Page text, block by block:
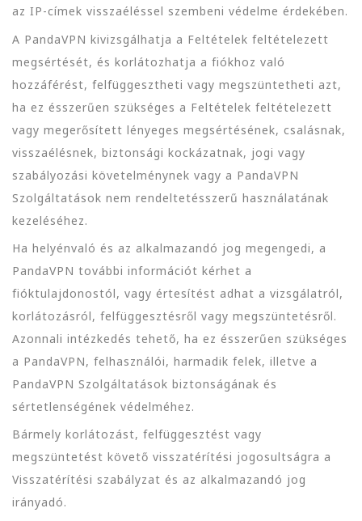
az IP-címek visszaéléssel szembeni védelme érdekében.
A PandaVPN kivizsgálhatja a Feltételek feltételezett
megsértését, és korlátozhatja a fiókhoz való
hozzáférést, felfüggesztheti vagy megszüntetheti azt,
ha ez ésszerűen szükséges a Feltételek feltételezett
vagy megerősített lényeges megsértésének, csalásnak,
visszaélésnek, biztonsági kockázatnak, jogi vagy
szabályozási követelménynek vagy a PandaVPN
Szolgáltatások nem rendeltetésszerű használatának
kezeléséhez.
Ha helyénvaló és az alkalmazandó jog megengedi, a
PandaVPN további információt kérhet a
fióktulajdonostól, vagy értesítést adhat a vizsgálatról,
korlátozásról, felfüggesztésről vagy megszüntetésről.
Azonnali intézkedés tehető, ha ez ésszerűen szükséges
a PandaVPN, felhasználói, harmadik felek, illetve a
PandaVPN Szolgáltatások biztonságának és
sértetlenségének védelméhez.
Bármely korlátozást, felfüggesztést vagy
megszüntetést követő visszatérítési jogosultságra a
Visszatérítési szabályzat és az alkalmazandó jog
irányadó.